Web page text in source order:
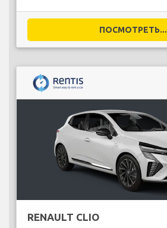
ПОСМОТРЕТЬ...
RENAULT CLIO